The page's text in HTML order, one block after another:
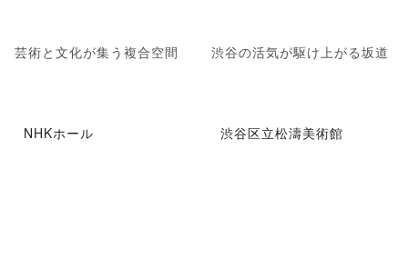
芸術と文化が集う複合空間 渋谷の活気が駆け上がる坂道
NHKホール 渋谷区立松濤美術館